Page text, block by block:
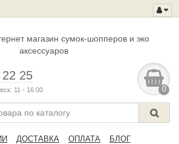
25
11 - 16.00 0
ДОСТАВКА ОПЛАТА
БЛОГ